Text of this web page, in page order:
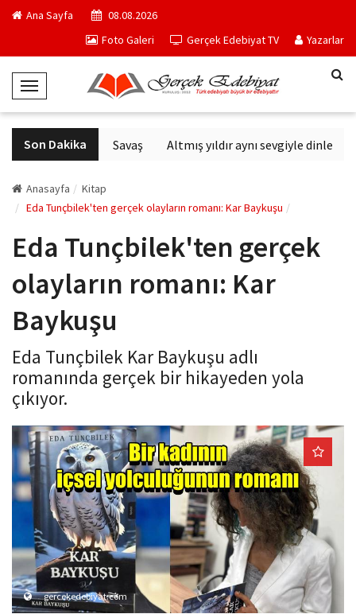
Ana Sayfa
08.08.2026
Foto Galeri
Gerçek Edebiyat TV Yazarlar
T
o
g
g
e
N
v
g
t
i
o
n
Son Dakika
Altıncı Nesil Savaş Altmış yıldır aynı sevgiyle dinlenen
Anasayfa
Kitap
Eda Tunçbilek'ten gerçek olayların romanı: Kar Baykuşu
Eda Tunçbilek'ten gerçek
olayların romanı: Kar
Baykuşu
Eda Tunçbilek Kar Baykuşu adlı
romanında gerçek bir hikayeden yola
çıkıyor.
gercekedebiyat.com